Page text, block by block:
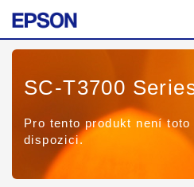
SC-T3700
Pro tento produkt není
dispozici.